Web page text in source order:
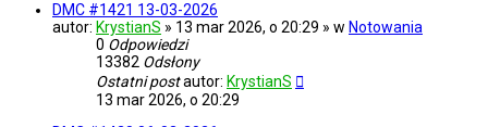
DMC #1421 13-03-2026
autor: KrystianS » 13 mar 2026, o 20:29 » w Notowania
0 Odpowiedzi
13382 Odsłony
Ostatni postautor: KrystianS
13 mar 2026, o 20:29